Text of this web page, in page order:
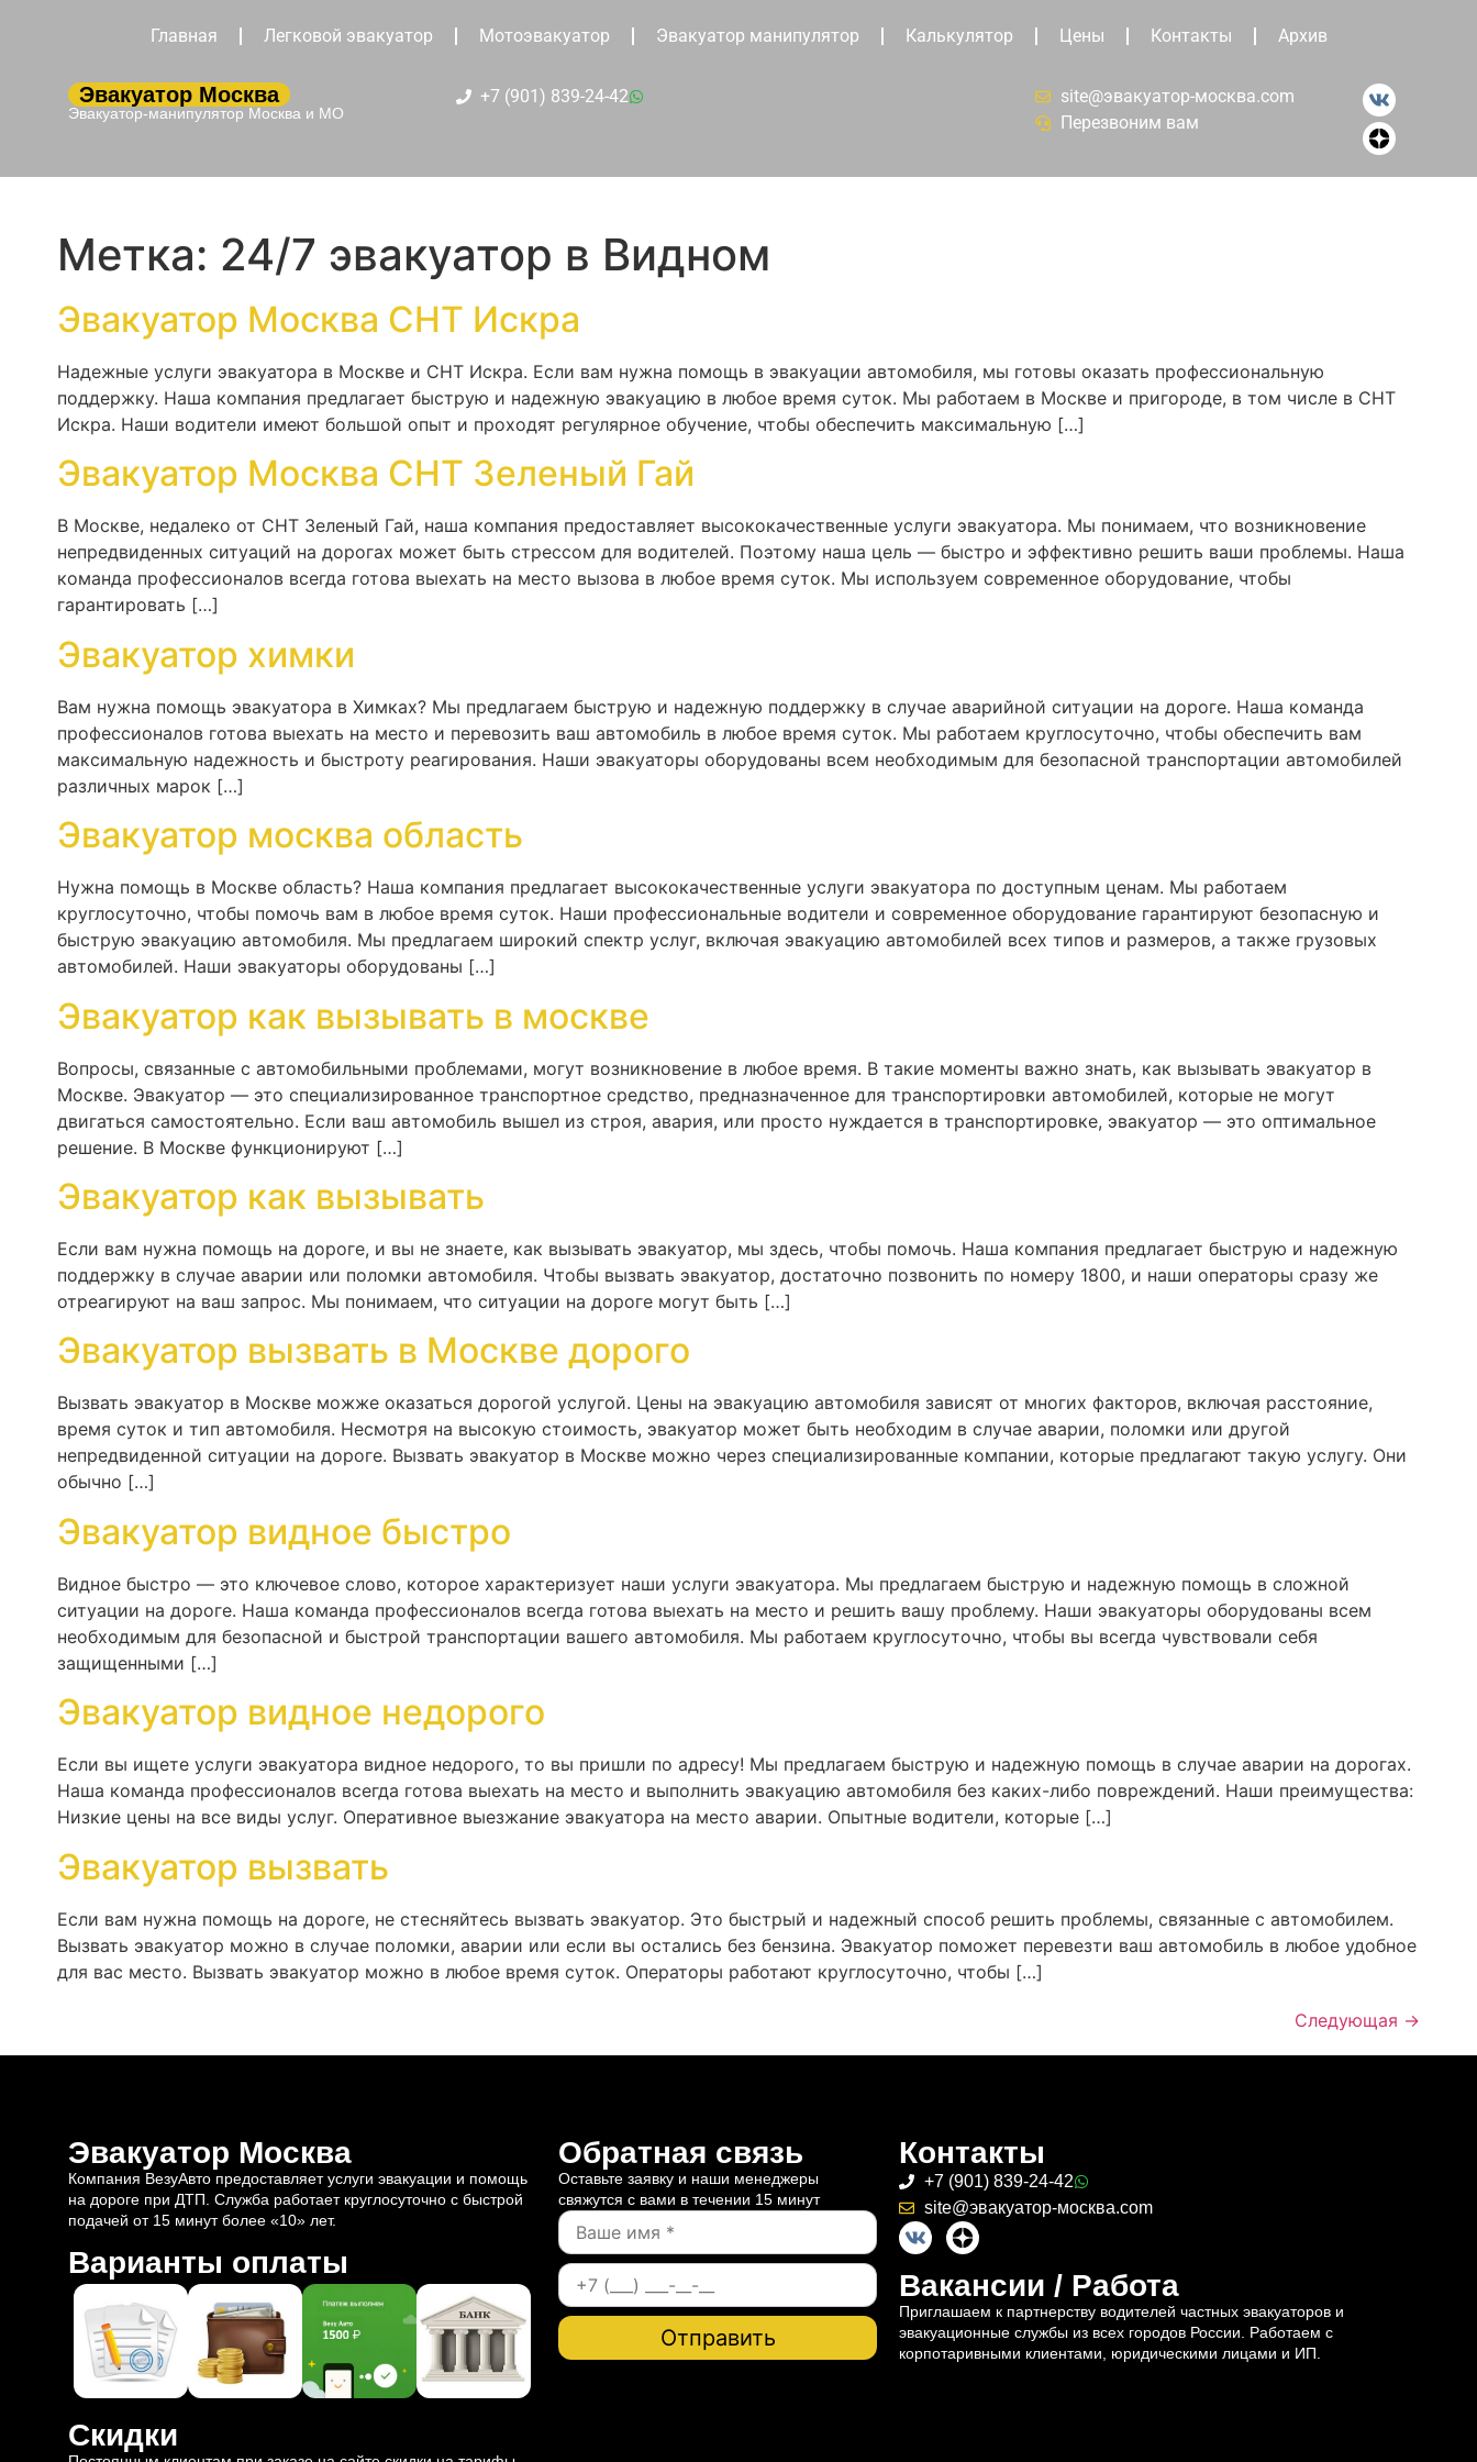
Главная Легковой эвакуатор Мотоэвакуатор Эвакуатор манипулятор Калькулятор Цены Контакты Архив
Эвакуатор Москва
Эвакуатор-манипулятор Москва и МО
+7 (901) 839-24-42
site@эвакуатор-москва.com
Перезвоним вам
Метка: 24/7 эвакуатор в Видном
Эвакуатор Москва СНТ Искра
Надежные услуги эвакуатора в Москве и СНТ Искра. Если вам нужна помощь в эвакуации автомобиля, мы готовы оказать профессиональную
поддержку. Наша компания предлагает быструю и надежную эвакуацию в любое время суток. Мы работаем в Москве и пригороде, в том числе в СНТ
Искра. Наши водители имеют большой опыт и проходят регулярное обучение, чтобы обеспечить максимальную […]
Эвакуатор Москва СНТ Зеленый Гай
В Москве, недалеко от СНТ Зеленый Гай, наша компания предоставляет высококачественные услуги эвакуатора. Мы понимаем, что возникновение
непредвиденных ситуаций на дорогах может быть стрессом для водителей. Поэтому наша цель — быстро и эффективно решить ваши проблемы. Наша
команда профессионалов всегда готова выехать на место вызова в любое время суток. Мы используем современное оборудование, чтобы
гарантировать […]
Эвакуатор химки
Вам нужна помощь эвакуатора в Химках? Мы предлагаем быструю и надежную поддержку в случае аварийной ситуации на дороге. Наша команда
профессионалов готова выехать на место и перевозить ваш автомобиль в любое время суток. Мы работаем круглосуточно, чтобы обеспечить вам
максимальную надежность и быстроту реагирования. Наши эвакуаторы оборудованы всем необходимым для безопасной транспортации автомобилей
различных марок […]
Эвакуатор москва область
Нужна помощь в Москве область? Наша компания предлагает высококачественные услуги эвакуатора по доступным ценам. Мы работаем
круглосуточно, чтобы помочь вам в любое время суток. Наши профессиональные водители и современное оборудование гарантируют безопасную и
быструю эвакуацию автомобиля. Мы предлагаем широкий спектр услуг, включая эвакуацию автомобилей всех типов и размеров, а также грузовых
автомобилей. Наши эвакуаторы оборудованы […]
Эвакуатор как вызывать в москве
Вопросы, связанные с автомобильными проблемами, могут возникновение в любое время. В такие моменты важно знать, как вызывать эвакуатор в
Москве. Эвакуатор — это специализированное транспортное средство, предназначенное для транспортировки автомобилей, которые не могут
двигаться самостоятельно. Если ваш автомобиль вышел из строя, авария, или просто нуждается в транспортировке, эвакуатор — это оптимальное
решение. В Москве функционируют […]
Эвакуатор как вызывать
Если вам нужна помощь на дороге, и вы не знаете, как вызывать эвакуатор, мы здесь, чтобы помочь. Наша компания предлагает быструю и надежную
поддержку в случае аварии или поломки автомобиля. Чтобы вызвать эвакуатор, достаточно позвонить по номеру 1800, и наши операторы сразу же
отреагируют на ваш запрос. Мы понимаем, что ситуации на дороге могут быть […]
Эвакуатор вызвать в Москве дорого
Вызвать эвакуатор в Москве можже оказаться дорогой услугой. Цены на эвакуацию автомобиля зависят от многих факторов, включая расстояние,
время суток и тип автомобиля. Несмотря на высокую стоимость, эвакуатор может быть необходим в случае аварии, поломки или другой
непредвиденной ситуации на дороге. Вызвать эвакуатор в Москве можно через специализированные компании, которые предлагают такую услугу. Они
обычно […]
Эвакуатор видное быстро
Видное быстро — это ключевое слово, которое характеризует наши услуги эвакуатора. Мы предлагаем быструю и надежную помощь в сложной
ситуации на дороге. Наша команда профессионалов всегда готова выехать на место и решить вашу проблему. Наши эвакуаторы оборудованы всем
необходимым для безопасной и быстрой транспортации вашего автомобиля. Мы работаем круглосуточно, чтобы вы всегда чувствовали себя
защищенными […]
Эвакуатор видное недорого
Если вы ищете услуги эвакуатора видное недорого, то вы пришли по адресу! Мы предлагаем быструю и надежную помощь в случае аварии на дорогах.
Наша команда профессионалов всегда готова выехать на место и выполнить эвакуацию автомобиля без каких-либо повреждений. Наши преимущества:
Низкие цены на все виды услуг. Оперативное выезжание эвакуатора на место аварии. Опытные водители, которые […]
Эвакуатор вызвать
Если вам нужна помощь на дороге, не стесняйтесь вызвать эвакуатор. Это быстрый и надежный способ решить проблемы, связанные с автомобилем.
Вызвать эвакуатор можно в случае поломки, аварии или если вы остались без бензина. Эвакуатор поможет перевезти ваш автомобиль в любое удобное
для вас место. Вызвать эвакуатор можно в любое время суток. Операторы работают круглосуточно, чтобы […]
Следующая →
Эвакуатор Москва
Компания ВезуАвто предоставляет услуги эвакуации и помощь
на дороге при ДТП. Служба работает круглосуточно с быстрой
подачей от 15 минут более «10» лет.
Варианты оплаты
Скидки
Обратная связь
Оставьте заявку и наши менеджеры
свяжутся с вами в течении 15 минут
Контакты
+7 (901) 839-24-42
site@эвакуатор-москва.com
Вакансии / Работа
Приглашаем к партнерству водителей частных эвакуаторов и
эвакуационные службы из всех городов России. Работаем с
корпотаривными клиентами, юридическими лицами и ИП.